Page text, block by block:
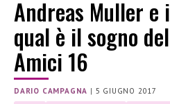
Andreas Muller
qual è il sogno
Amici 16
DARIO CAMPAGNA | 5 GIUGNO 2017